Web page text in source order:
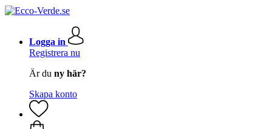
Logga in
Registrera nu
Är du ny här?
Skapa konto